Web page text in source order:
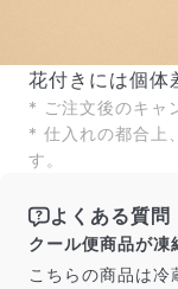
花付きには個体
* ご注文後のキャ
* 仕入れの都合上
す。
よくある質問
クール便商品が凍
こちらの商品は冷